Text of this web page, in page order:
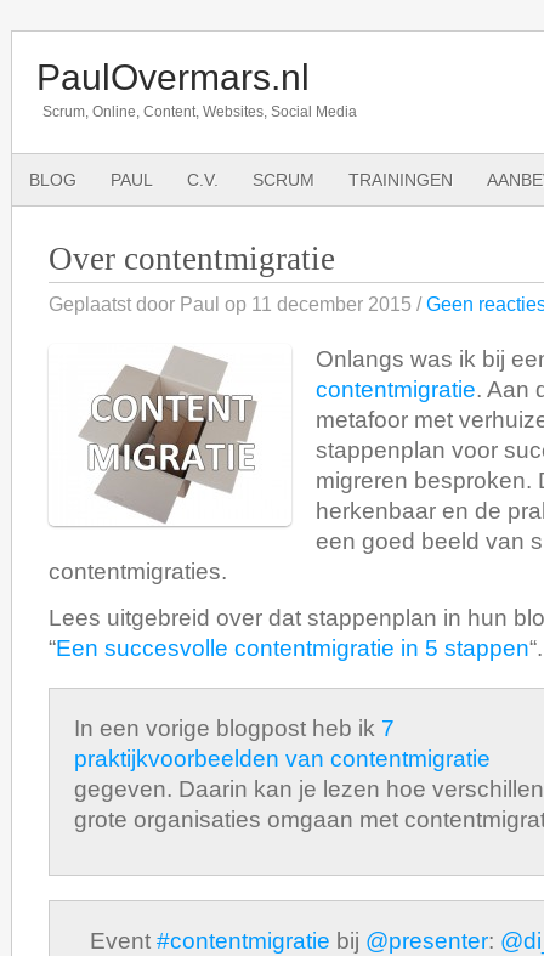
PaulOvermars.nl
Scrum, Online, Content, Websites, Social Media
BLOG PAUL C.V. SCRUM TRAININGEN
Over contentmigratie
Geplaatst door Paul op 11 december 2015 /Geen
Onlangs was ik bij
contentmigratie. Aan
metafoor met
stappenplan voor
migreren besproken.
herkenbaar en de
een goed beeld van
contentmigraties.
Lees uitgebreid over dat stappenplan in hun
“Een succesvolle contentmigratie in 5 stappen“.
In een vorige blogpost heb ik 7
praktijkvoorbeelden van contentmigratie
gegeven. Daarin kan je lezen hoe
grote organisaties omgaan met
Event #contentmigratie bij @presenter: